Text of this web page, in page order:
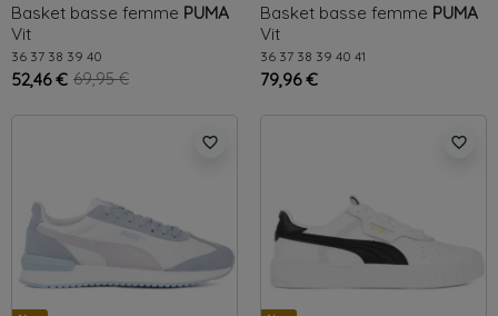
Basket basse femme PUMA
Vit
36 37 38 39 40
52,46 € 69,95 €
Basket basse femme PUMA
Vit
36 37 38 39 40 41
79,96 €
favorite_border favorite_border